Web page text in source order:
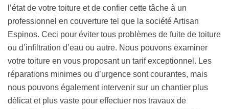
l’état de votre toiture et de confier cette tâche à un
professionnel en couverture tel que la société Artisan
Espinos. Ceci pour éviter tous problèmes de fuite de toiture
ou d’infiltration d’eau ou autre. Nous pouvons examiner
votre toiture en vous proposant un tarif exceptionnel. Les
réparations minimes ou d’urgence sont courantes, mais
nous pouvons également intervenir sur un chantier plus
délicat et plus vaste pour effectuer nos travaux de